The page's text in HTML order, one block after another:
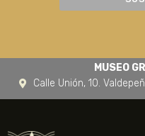
MUSEO
Calle Unión, 10.